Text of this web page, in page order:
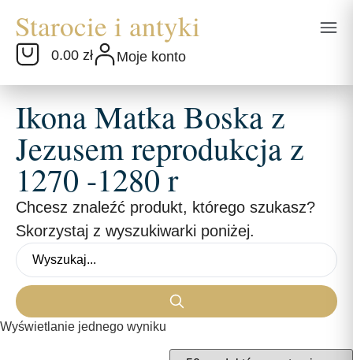
0.00 zł Moje konto
Ikona Matka Boska z
Jezusem reprodukcja z
1270 -1280 r
Chcesz znaleźć produkt, którego szukasz?
Skorzystaj z wyszukiwarki poniżej.
Wyświetlanie jednego wyniku